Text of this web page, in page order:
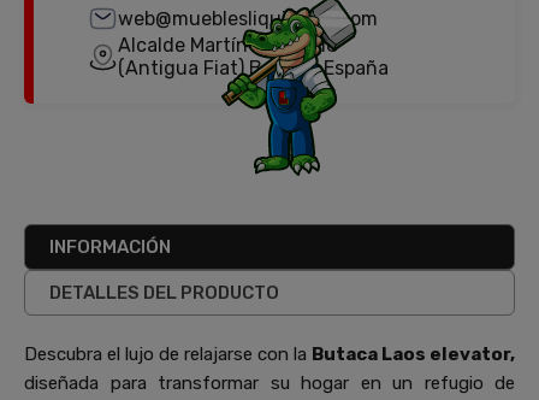
web@mueblesliquidator.com
Alcalde Martín Cobos, 18
(Antigua Fiat) Burgos, España
INFORMACIÓN
DETALLES DEL PRODUCTO
Descubra el lujo de relajarse con la Butaca Laos elevator,
diseñada para transformar su hogar en un refugio de